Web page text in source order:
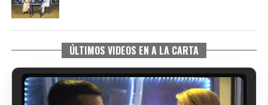
ÚLTIMOS VIDEOS EN A LA CARTA